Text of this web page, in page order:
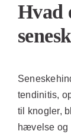
Hvad
tendinitis,
til knogler,
hævelse og